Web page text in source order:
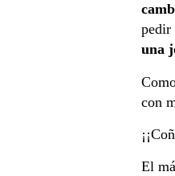
pedir
una
con
El